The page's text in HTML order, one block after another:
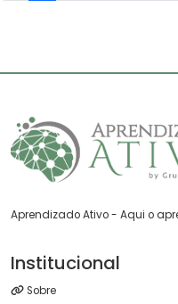
Aprendizado Ativo - Aqui o
Institucional
Sobre